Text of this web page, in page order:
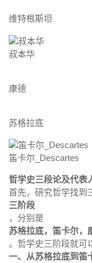
维特根斯坦
叔本华
康德
苏格拉底
笛卡尔_Descartes
哲学史三段论及代表
首先，研究哲学找到
三阶段
，分别是
苏格拉底，笛卡尔，
。哲学史三阶段就可
一、从苏格拉底到笛